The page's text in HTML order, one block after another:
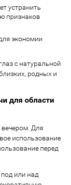
устранить
признаков
экономии
с натуральной
родных и
для области
вечером. Для
использование
перед
или над